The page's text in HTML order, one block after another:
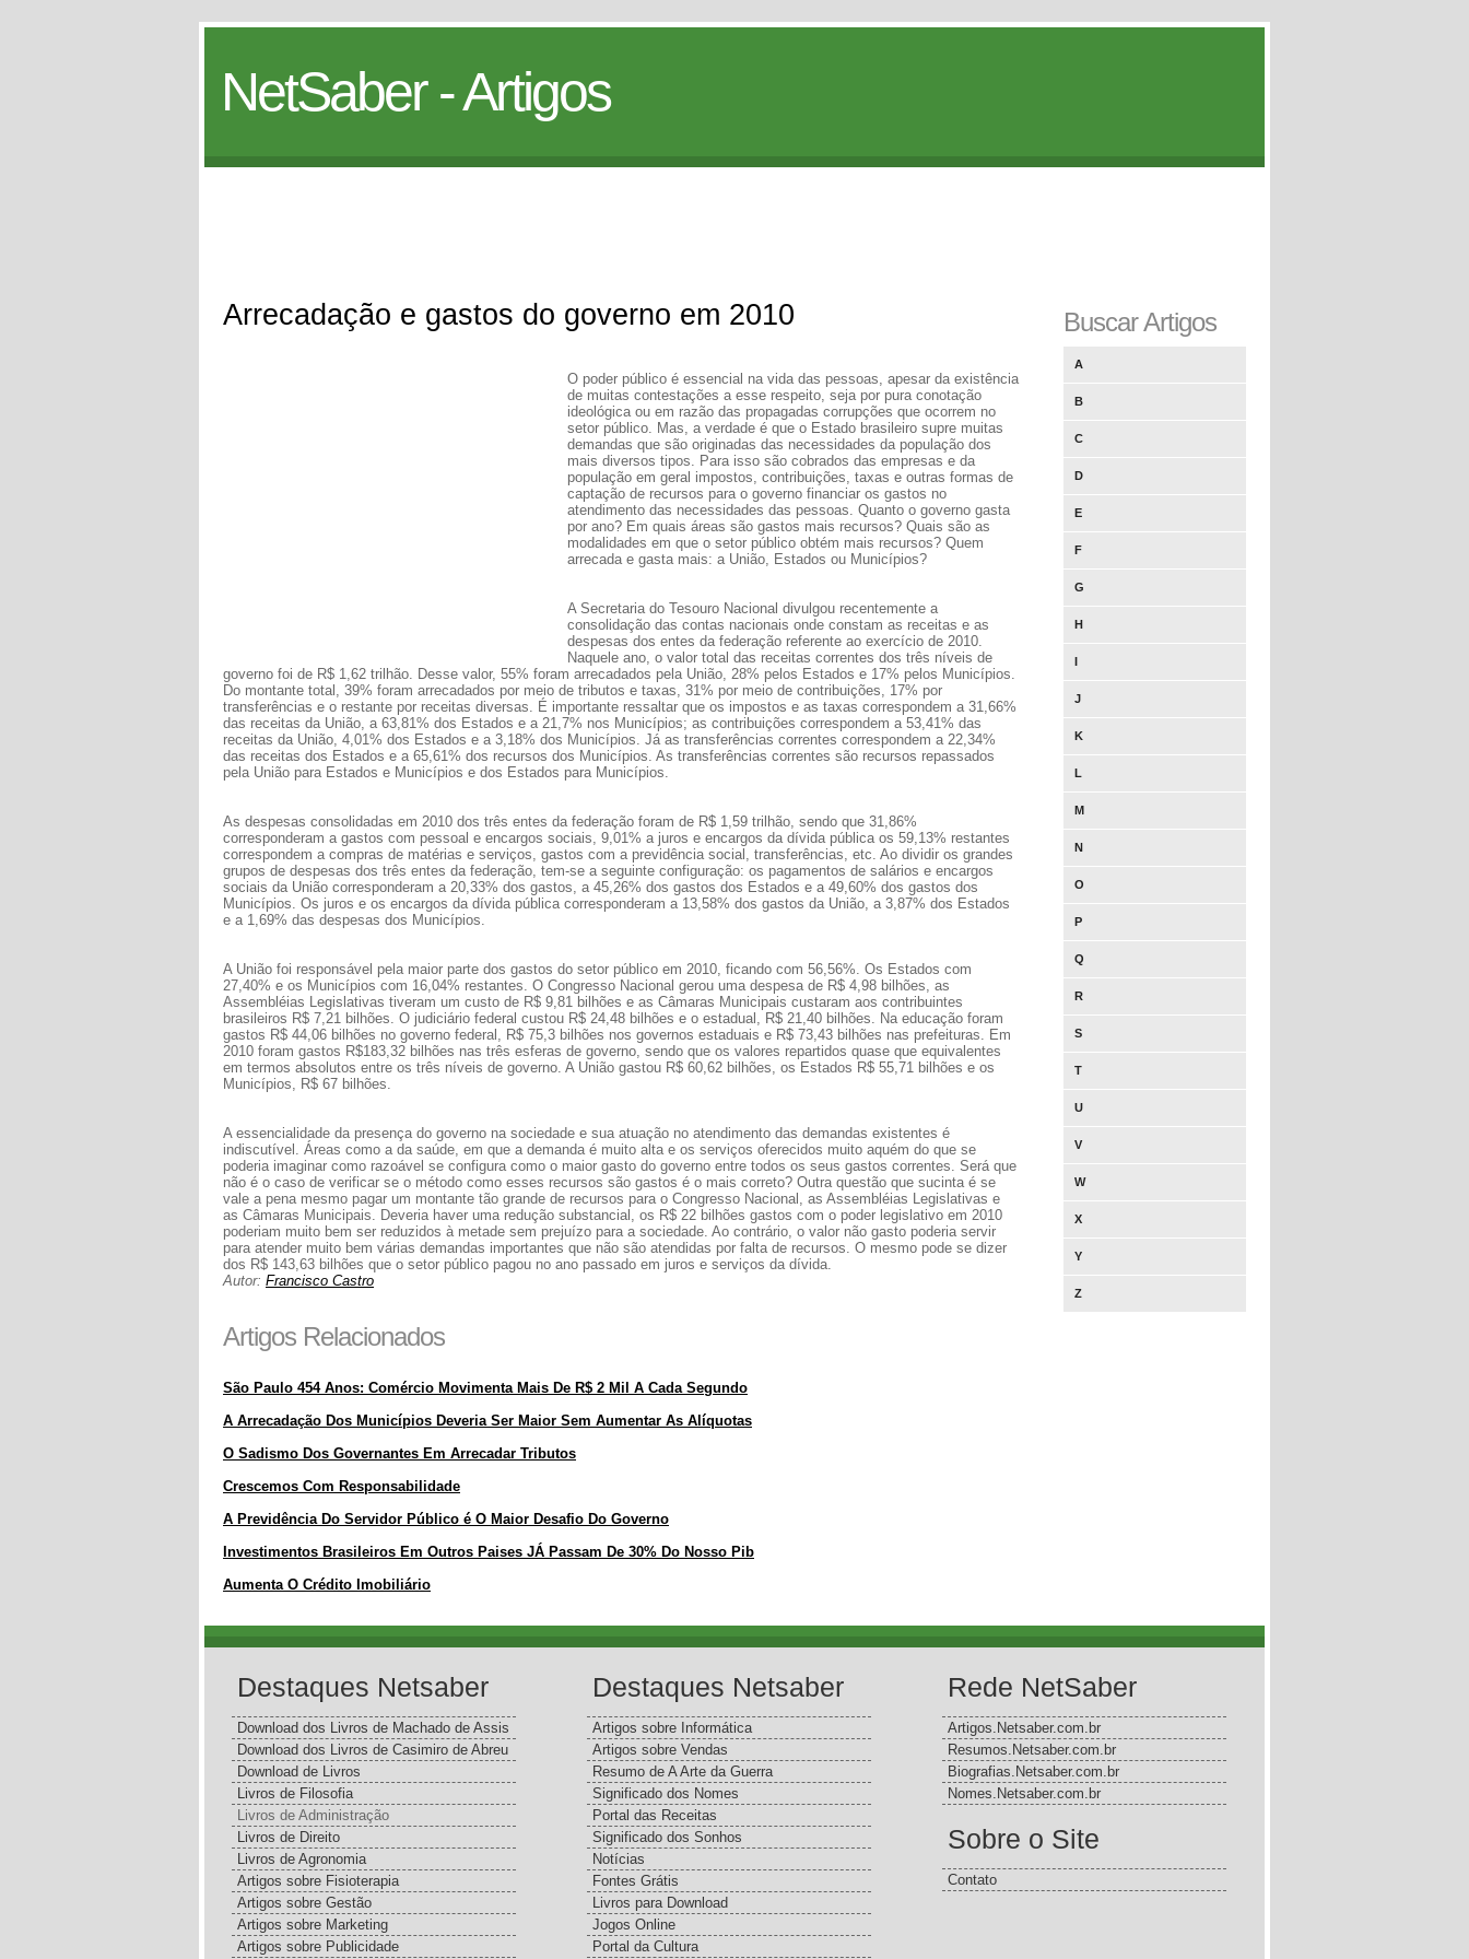
NetSaber - Artigos
Arrecadação e gastos do governo em 2010
O poder público é essencial na vida das pessoas, apesar da existência
de muitas contestações a esse respeito, seja por pura conotação
ideológica ou em razão das propagadas corrupções que ocorrem no
setor público. Mas, a verdade é que o Estado brasileiro supre muitas
demandas que são originadas das necessidades da população dos
mais diversos tipos. Para isso são cobrados das empresas e da
população em geral impostos, contribuições, taxas e outras formas de
captação de recursos para o governo financiar os gastos no
atendimento das necessidades das pessoas. Quanto o governo gasta
por ano? Em quais áreas são gastos mais recursos? Quais são as
modalidades em que o setor público obtém mais recursos? Quem
arrecada e gasta mais: a União, Estados ou Municípios?
A Secretaria do Tesouro Nacional divulgou recentemente a
consolidação das contas nacionais onde constam as receitas e as
despesas dos entes da federação referente ao exercício de 2010.
Naquele ano, o valor total das receitas correntes dos três níveis de
governo foi de R$ 1,62 trilhão. Desse valor, 55% foram arrecadados pela União, 28% pelos Estados e 17% pelos Municípios.
Do montante total, 39% foram arrecadados por meio de tributos e taxas, 31% por meio de contribuições, 17% por
transferências e o restante por receitas diversas. É importante ressaltar que os impostos e as taxas correspondem a 31,66%
das receitas da União, a 63,81% dos Estados e a 21,7% nos Municípios; as contribuições correspondem a 53,41% das
receitas da União, 4,01% dos Estados e a 3,18% dos Municípios. Já as transferências correntes correspondem a 22,34%
das receitas dos Estados e a 65,61% dos recursos dos Municípios. As transferências correntes são recursos repassados
pela União para Estados e Municípios e dos Estados para Municípios.
As despesas consolidadas em 2010 dos três entes da federação foram de R$ 1,59 trilhão, sendo que 31,86%
corresponderam a gastos com pessoal e encargos sociais, 9,01% a juros e encargos da dívida pública os 59,13% restantes
correspondem a compras de matérias e serviços, gastos com a previdência social, transferências, etc. Ao dividir os grandes
grupos de despesas dos três entes da federação, tem-se a seguinte configuração: os pagamentos de salários e encargos
sociais da União corresponderam a 20,33% dos gastos, a 45,26% dos gastos dos Estados e a 49,60% dos gastos dos
Municípios. Os juros e os encargos da dívida pública corresponderam a 13,58% dos gastos da União, a 3,87% dos Estados
e a 1,69% das despesas dos Municípios.
A União foi responsável pela maior parte dos gastos do setor público em 2010, ficando com 56,56%. Os Estados com
27,40% e os Municípios com 16,04% restantes. O Congresso Nacional gerou uma despesa de R$ 4,98 bilhões, as
Assembléias Legislativas tiveram um custo de R$ 9,81 bilhões e as Câmaras Municipais custaram aos contribuintes
brasileiros R$ 7,21 bilhões. O judiciário federal custou R$ 24,48 bilhões e o estadual, R$ 21,40 bilhões. Na educação foram
gastos R$ 44,06 bilhões no governo federal, R$ 75,3 bilhões nos governos estaduais e R$ 73,43 bilhões nas prefeituras. Em
2010 foram gastos R$183,32 bilhões nas três esferas de governo, sendo que os valores repartidos quase que equivalentes
em termos absolutos entre os três níveis de governo. A União gastou R$ 60,62 bilhões, os Estados R$ 55,71 bilhões e os
Municípios, R$ 67 bilhões.
A essencialidade da presença do governo na sociedade e sua atuação no atendimento das demandas existentes é
indiscutível. Áreas como a da saúde, em que a demanda é muito alta e os serviços oferecidos muito aquém do que se
poderia imaginar como razoável se configura como o maior gasto do governo entre todos os seus gastos correntes. Será que
não é o caso de verificar se o método como esses recursos são gastos é o mais correto? Outra questão que sucinta é se
vale a pena mesmo pagar um montante tão grande de recursos para o Congresso Nacional, as Assembléias Legislativas e
as Câmaras Municipais. Deveria haver uma redução substancial, os R$ 22 bilhões gastos com o poder legislativo em 2010
poderiam muito bem ser reduzidos à metade sem prejuízo para a sociedade. Ao contrário, o valor não gasto poderia servir
para atender muito bem várias demandas importantes que não são atendidas por falta de recursos. O mesmo pode se dizer
dos R$ 143,63 bilhões que o setor público pagou no ano passado em juros e serviços da dívida.
Autor: Francisco Castro
Artigos Relacionados
São Paulo 454 Anos: Comércio Movimenta Mais De R$ 2 Mil A Cada Segundo
A Arrecadação Dos Municípios Deveria Ser Maior Sem Aumentar As Alíquotas
O Sadismo Dos Governantes Em Arrecadar Tributos
Crescemos Com Responsabilidade
A Previdência Do Servidor Público é O Maior Desafio Do Governo
Investimentos Brasileiros Em Outros Paises JÁ Passam De 30% Do Nosso Pib
Aumenta O Crédito Imobiliário
Buscar Artigos
A
B
C
D
E
F
G
H
I
J
K
L
M
N
O
P
Q
R
S
T
U
V
W
X
Y
Z
Destaques Netsaber
Download dos Livros de Machado de Assis
Download dos Livros de Casimiro de Abreu
Download de Livros
Livros de Filosofia
Livros de Administração
Livros de Direito
Livros de Agronomia
Artigos sobre Fisioterapia
Artigos sobre Gestão
Artigos sobre Marketing
Artigos sobre Publicidade
Destaques Netsaber
Artigos sobre Informática
Artigos sobre Vendas
Resumo de A Arte da Guerra
Significado dos Nomes
Portal das Receitas
Significado dos Sonhos
Notícias
Fontes Grátis
Livros para Download
Jogos Online
Portal da Cultura
Rede NetSaber
Artigos.Netsaber.com.br
Resumos.Netsaber.com.br
Biografias.Netsaber.com.br
Nomes.Netsaber.com.br
Sobre o Site
Contato